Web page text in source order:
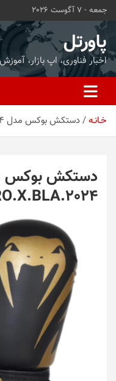
محتوا
بروید
جمعه - 7 آگوست 2026
پاورتل
اخبار فناوری، اپ بازار،
خـانـه دستکش بوکس مدل PRO.X.BLA.2024
دستکش بوکس